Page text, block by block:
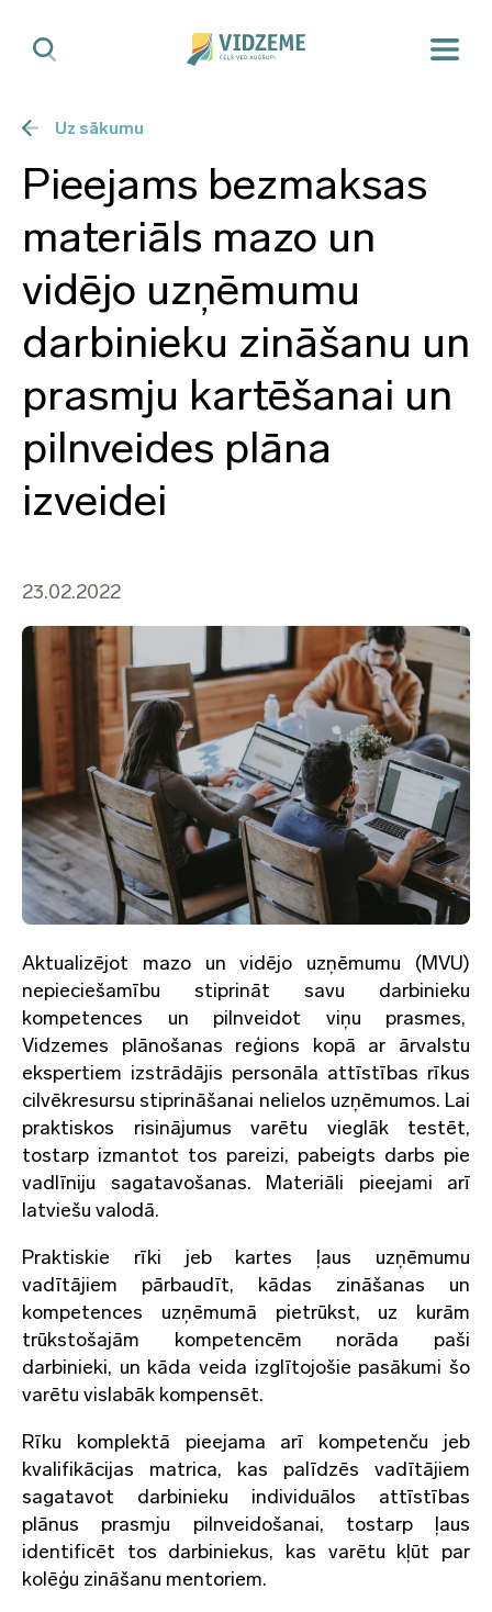
Uz sākumu
Pieejams bezmaksas
materiāls mazo un
vidējo uzņēmumu
darbinieku zināšanu un
prasmju kartēšanai un
pilnveides plāna
izveidei
23.02.2022
Aktualizējot mazo un vidējo uzņēmumu (MVU)
nepieciešamību stiprināt savu darbinieku
kompetences un pilnveidot viņu prasmes,
Vidzemes plānošanas reģions kopā ar ārvalstu
ekspertiem izstrādājis personāla attīstības rīkus
cilvēkresursu stiprināšanai nelielos uzņēmumos. Lai
praktiskos risinājumus varētu vieglāk testēt,
tostarp izmantot tos pareizi, pabeigts darbs pie
vadlīniju sagatavošanas. Materiāli pieejami arī
latviešu valodā.
Praktiskie rīki jeb kartes ļaus uzņēmumu
vadītājiem pārbaudīt, kādas zināšanas un
kompetences uzņēmumā pietrūkst, uz kurām
trūkstošajām kompetencēm norāda paši
darbinieki, un kāda veida izglītojošie pasākumi šo
varētu vislabāk kompensēt.
Rīku komplektā pieejama arī kompetenču jeb
kvalifikācijas matrica, kas palīdzēs vadītājiem
sagatavot darbinieku individuālos attīstības
plānus prasmju pilnveidošanai, tostarp ļaus
identificēt tos darbiniekus, kas varētu kļūt par
kolēģu zināšanu mentoriem.